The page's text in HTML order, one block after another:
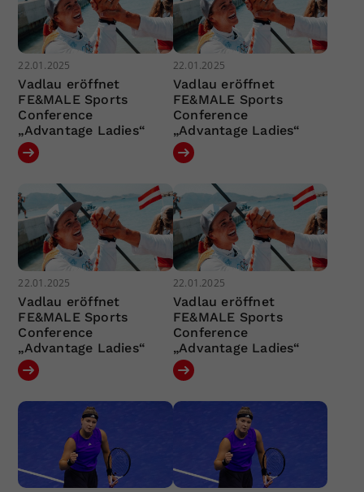
22.01.2025
Vadlau eröffnet
FE&MALE Sports
Conference
„Advantage Ladies“
22.01.2025
Vadlau eröffnet
FE&MALE Sports
Conference
„Advantage Ladies“
22.01.2025
Vadlau eröffnet
FE&MALE Sports
Conference
„Advantage Ladies“
22.01.2025
Vadlau eröffnet
FE&MALE Sports
Conference
„Advantage Ladies“